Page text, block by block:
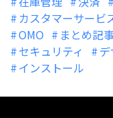
カスタマーサービ
OMO
まとめ記
セキュリティ
インストール